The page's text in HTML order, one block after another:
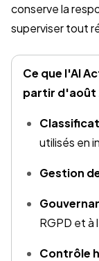
conserve la
superviser tout
Ce que l'AI
partir d'août
utilisés en
Gestion
RGPD et à
Contrôle